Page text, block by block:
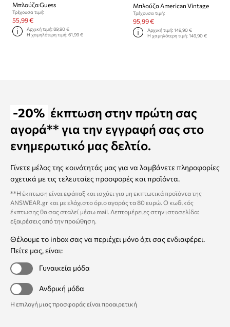
Μπλούζα Guess
Τρέχουσα τιμή:
55,99 €
Αρχική τιμή:89,90 €
Η χαμηλότερη τιμή:61,99 €
Μπλούζα American Vintage
Τρέχουσα τιμή:
95,99 €
Αρχική τιμή: 149,90 €
Η χαμηλότερη τιμή: 149,90 €
-20% έκπτωση στην πρώτη σας
αγορά** για την εγγραφή σας στο
ενημερωτικό μας δελτίο.
Γίνετε μέλος της κοινότητάς μας για να λαμβάνετε πληροφορίες
σχετικά με τις τελευταίες προσφορές και προϊόντα.
**Η έκπτωση είναι εφάπαξ και ισχύει για μη εκπτωτικά προϊόντα της
ANSWEAR.gr και με ελάχιστο όριο αγοράς τα 80 ευρώ. Ο κωδικός
έκπτωσης θα σας σταλεί μέσω mail. Λεπτομέρειες στην ιστοσελίδα:
εξαιρέσεις από την προώθηση
Θέλουμε το inbox σας να περιέχει μόνο ό,τι σας ενδιαφέρει.
Πείτε μας, είναι:
Γυναικεία μόδα
Ανδρική μόδα
Η επιλογή μιας προσφοράς είναι προαιρετική